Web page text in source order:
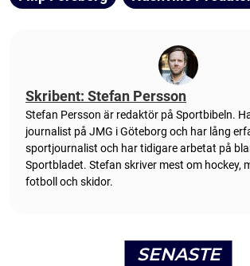
Skribent: Stefan Persson
Stefan Persson är redaktör på Sportbibeln.
journalist på JMG i Göteborg och har lång
sportjournalist och har tidigare arbetat på
Sportbladet. Stefan skriver mest om hockey,
fotboll och skidor.
SENASTE